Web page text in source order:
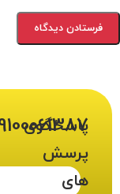
پاسخگوی
پرسش
های